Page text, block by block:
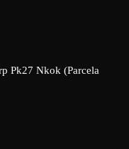
Pk27 Nkok (Parcela